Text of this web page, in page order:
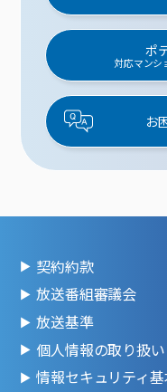
ポ
対応マンシ
お
契約約款
放送番組審議会
放送基準
個人情報の取り扱い
情報セキュリティ